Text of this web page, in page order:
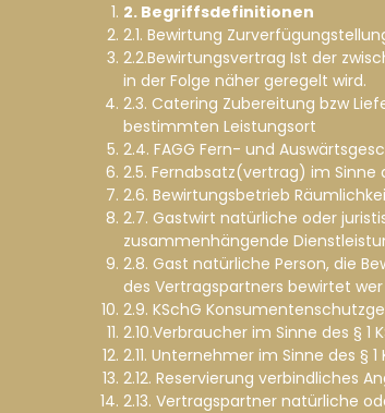
2. Begriffsdefinitionen
2.1. Bewirtung
2.2.Bewirtungsvertrag Ist der
in der Folge näher geregelt wird.
2.3. Catering Zubereitung bzw
bestimmten Leistungsort
2.4. FAGG Fern- und
2.5. Fernabsatz(vertrag) im Sinne
2.6. Bewirtungsbetrieb
2.7. Gastwirt natürliche oder
zusammenhängende
2.8. Gast natürliche Person, die
des Vertragspartners bewirtet
2.9. KSchG
2.10.Verbraucher im Sinne des § 1
2.11. Unternehmer im Sinne des § 1
2.12. Reservierung verbindliches
2.13. Vertragspartner natürliche